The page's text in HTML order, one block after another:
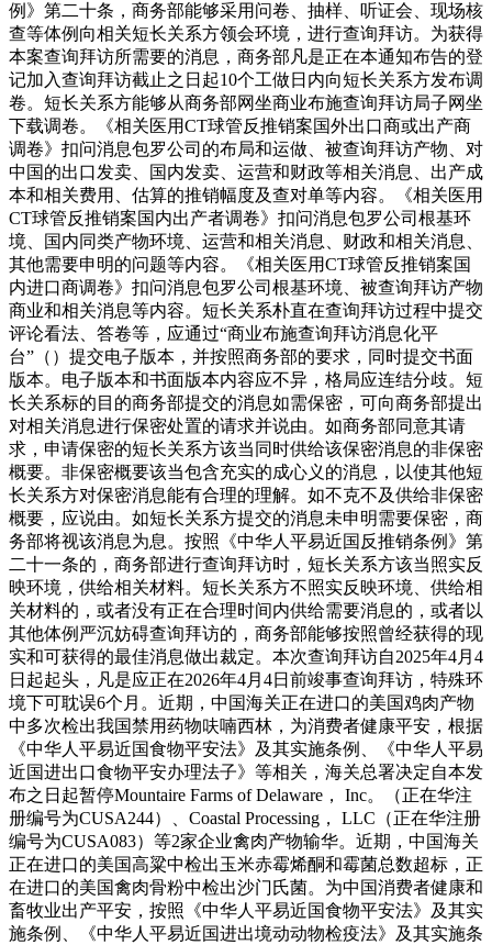
例》第二十条，商务部能够采用问卷、抽样、听证会、现场核
查等体例向相关短长关系方领会环境，进行查询拜访。为获得
本案查询拜访所需要的消息，商务部凡是正在本通知布告的登
记加入查询拜访截止之日起10个工做日内向短长关系方发布调
卷。短长关系方能够从商务部网坐商业布施查询拜访局子网坐
下载调卷。《相关医用CT球管反推销案国外出口商或出产商
调卷》扣问消息包罗公司的布局和运做、被查询拜访产物、对
中国的出口发卖、国内发卖、运营和财政等相关消息、出产成
本和相关费用、估算的推销幅度及查对单等内容。《相关医用
CT球管反推销案国内出产者调卷》扣问消息包罗公司根基环
境、国内同类产物环境、运营和相关消息、财政和相关消息、
其他需要申明的问题等内容。《相关医用CT球管反推销案国
内进口商调卷》扣问消息包罗公司根基环境、被查询拜访产物
商业和相关消息等内容。短长关系朴直在查询拜访过程中提交
评论看法、答卷等，应通过“商业布施查询拜访消息化平
台”（）提交电子版本，并按照商务部的要求，同时提交书面
版本。电子版本和书面版本内容应不异，格局应连结分歧。短
长关系标的目的商务部提交的消息如需保密，可向商务部提出
对相关消息进行保密处置的请求并说由。如商务部同意其请
求，申请保密的短长关系方该当同时供给该保密消息的非保密
概要。非保密概要该当包含充实的成心义的消息，以使其他短
长关系方对保密消息能有合理的理解。如不克不及供给非保密
概要，应说由。如短长关系方提交的消息未申明需要保密，商
务部将视该消息为息。按照《中华人平易近国反推销条例》第
二十一条的，商务部进行查询拜访时，短长关系方该当照实反
映环境，供给相关材料。短长关系方不照实反映环境、供给相
关材料的，或者没有正在合理时间内供给需要消息的，或者以
其他体例严沉妨碍查询拜访的，商务部能够按照曾经获得的现
实和可获得的最佳消息做出裁定。本次查询拜访自2025年4月4
日起起头，凡是应正在2026年4月4日前竣事查询拜访，特殊环
境下可耽误6个月。近期，中国海关正在进口的美国鸡肉产物
中多次检出我国禁用药物呋喃西林，为消费者健康平安，根据
《中华人平易近国食物平安法》及其实施条例、《中华人平易
近国进出口食物平安办理法子》等相关，海关总署决定自本发
布之日起暂停Mountaire Farms of Delaware， Inc。（正在华注
册编号为CUSA244）、Coastal Processing， LLC（正在华注册
编号为CUSA083）等2家企业禽肉产物输华。近期，中国海关
正在进口的美国高粱中检出玉米赤霉烯酮和霉菌总数超标，正
在进口的美国禽肉骨粉中检出沙门氏菌。为中国消费者健康和
畜牧业出产平安，按照《中华人平易近国食物平安法》及其实
施条例、《中华人平易近国进出境动动物检疫法》及其实施条